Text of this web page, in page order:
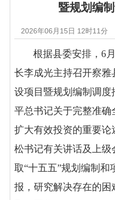
暨规划编
2026年06月15日 12时11分
根据县委安排，6
长李成光主持召开察雅
设项目暨规划编制调
平总书记关于完整准确
扩大有效投资的重要
松书记有关讲话及上
取“十五五”规划编制和
报，研究解决存在的